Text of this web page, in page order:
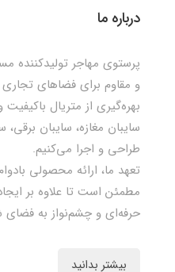
درباره ما
پرستوی مهاجر تولیدکننده
و مقاوم برای فضاهای
بهره‌گیری از متریال باکیفیت
سایبان مغازه، سایبان
طراحی و اجرا می‌کنیم.
تعهد ما، ارائه محصولی
مطمئن است تا علاوه بر
حرفه‌ای و چشم‌نواز به فضای
بیشتر بدانید